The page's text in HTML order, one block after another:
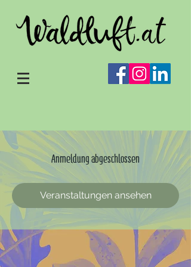
Anmeldung abgeschlossen
Veranstaltungen ansehen